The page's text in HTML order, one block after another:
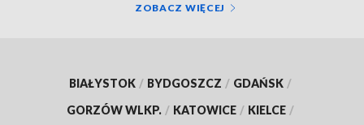
ZOBACZ WIĘCEJ
BIAŁYSTOK / BYDGOSZCZ / GDAŃSK /
GORZÓW WLKP. / KATOWICE / KIELCE /